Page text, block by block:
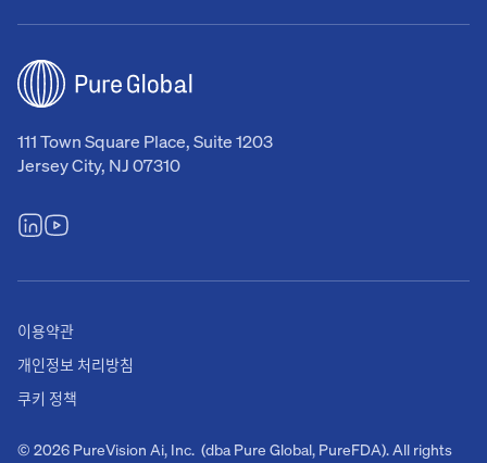
111 Town Square Place, Suite 1203
Jersey City, NJ 07310
© 2026 PureVision Ai, Inc. (dba Pure Global, PureFDA). All rights
이용약관
개인정보 처리방침
쿠키 정책